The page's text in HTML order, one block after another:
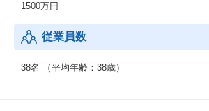
1500万円
従業員数
38名 （平均年齢：38歳）